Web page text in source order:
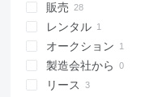
販売
レンタル
オークション
製造会社から
リース